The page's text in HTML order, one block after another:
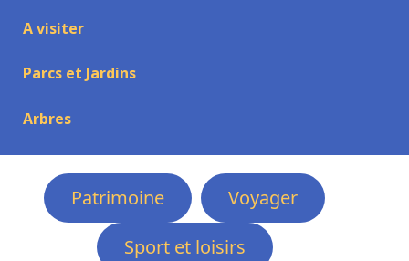
A visiter
Parcs et Jardins
Arbres
Patrimoine
Voyager
Sport et loisirs